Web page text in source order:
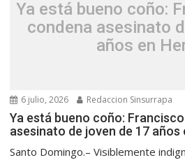
Ya está bueno coño:
condena asesinato
años en
6 julio, 2026 Redaccion Sinsurrapa
Ya está bueno coño:
asesinato de joven de 17 años
Santo Domingo.– Visiblemente